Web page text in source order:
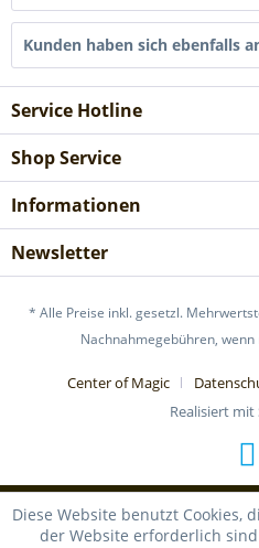
Kunden haben sich ebenfalls
Service Hotline
Shop Service
Informationen
Newsletter
* Alle Preise inkl. gesetzl.
Nachnahmegebühren,
Center of Magic
Realisiert
Diese Website benutzt Cookies,
der Website erforderlich